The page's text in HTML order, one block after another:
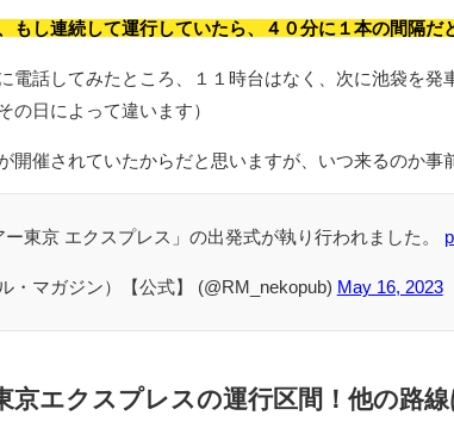
もし連続して運行していたら、４０分に１本の間隔だ
電話してみたところ、１１時台はなく、次に池袋を発
の日によって違います）
開催されていたからだと思いますが、いつ来るのか事
東京 エクスプレス」の出発式が執り行われました。
・マガジン）【公式】 (@RM_nekopub) May 16, 2023
京エクスプレスの運行区間！他の路線